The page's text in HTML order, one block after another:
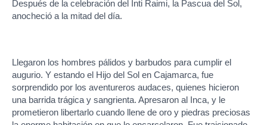
Después de la celebración del Inti Raimi, la Pascua del Sol,
anocheció a la mitad del día.
Llegaron los hombres pálidos y barbudos para cumplir el
augurio. Y estando el Hijo del Sol en Cajamarca, fue
sorprendido por los aventureros audaces, quienes hicieron
una barrida trágica y sangrienta. Apresaron al Inca, y le
prometieron libertarlo cuando llene de oro y piedras preciosas